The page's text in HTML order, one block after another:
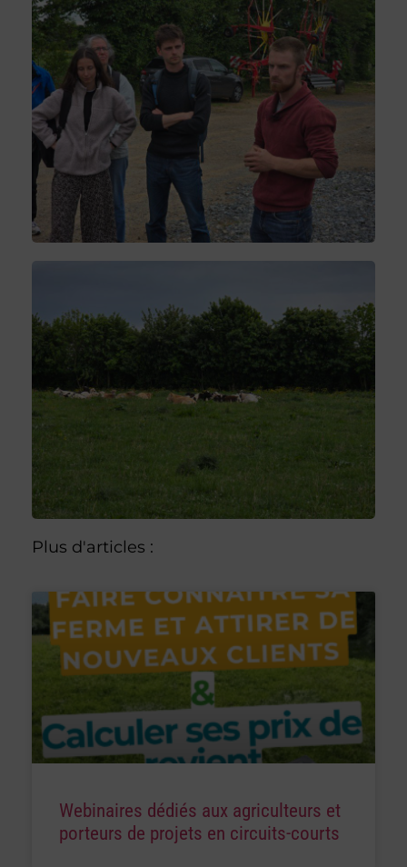
Plus d'articles :
Webinaires dédiés aux agriculteurs et
porteurs de projets en circuits-courts